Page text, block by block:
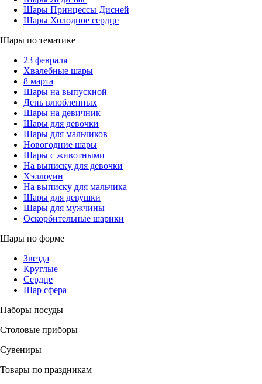
Шары Принцессы Дисней
Шары Холодное сердце
Шары по тематике
23 февраля
Хвалебные шары
8 марта
Шары на выпускной
День влюбленных
Шары на девичник
Шары для девочки
Шары для мальчиков
Новогодние шары
Шары с животными
На выписку для девочки
Хэллоуин
На выписку для мальчика
Шары для девушки
Шары для мужчины
Оскорбительные шарики
Шары по форме
Звезда
Круглые
Сердце
Шар сфера
Наборы посуды
Столовые приборы
Сувениры
Товары по праздникам